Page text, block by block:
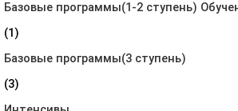
Базовые программы(1-2 ступень)
(1)
Базовые программы(3 ступень)
(3)